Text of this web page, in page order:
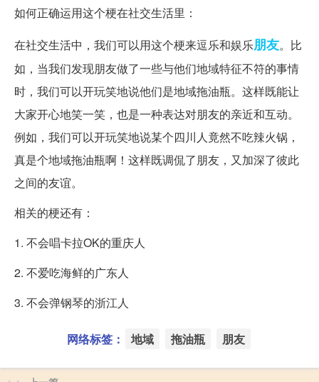
如何正确运用这个梗在社交生活里：
在社交生活中，我们可以用这个梗来逗乐和娱乐朋友。比
如，当我们发现朋友做了一些与他们地域特征不符的事情
时，我们可以开玩笑地说他们是地域拖油瓶。这样既能让
大家开心地笑一笑，也是一种表达对朋友的亲近和互动。
例如，我们可以开玩笑地说某个四川人竟然不吃辣火锅，
真是个地域拖油瓶啊！这样既调侃了朋友，又加深了彼此
之间的友谊。
相关的梗还有：
1. 不会唱卡拉OK的重庆人
2. 不爱吃海鲜的广东人
3. 不会弹钢琴的浙江人
网络标签： 地域 拖油瓶 朋友